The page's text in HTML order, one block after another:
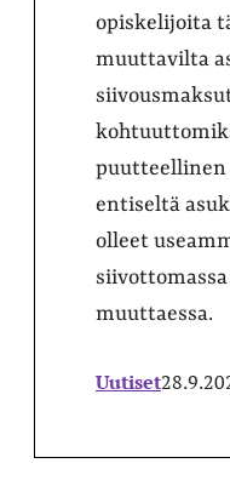
opiskelijoita
muuttavilta
puutteellinen
entiseltä
olleet
muuttaessa.
Uutiset